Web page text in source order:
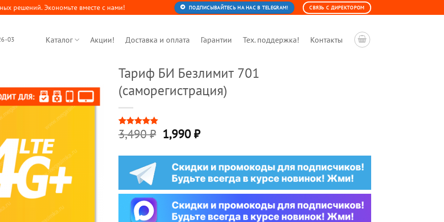
решений. Экономьте вместе с нами! ПОДПИСЫВАЙТЕСЬ НА НАС В TELEGRAM! СВЯЗЬ С ДИРЕКТОРОМ
03 Каталог Акции! Доставка и оплата Гарантии Тех. поддержка! Контакты
Тариф БИ Безлимит 701
(саморегистрация)
Рейтинг5
из 5 на
опроса
3
пользователей
3,490₽ Первоначальная
составляла
3,490 ₽.
1,990₽Текущая
1,990 ₽.